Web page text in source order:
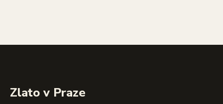
Zlato v Praze